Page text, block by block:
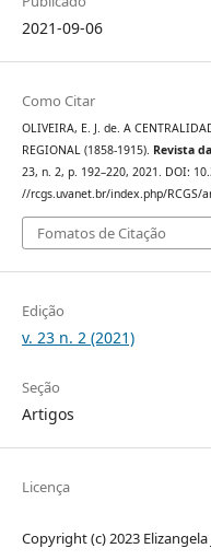
2021-09-06
Como Citar
OLIVEIRA, E. J. de. A
REGIONAL (1858-1915). Revista
23, n. 2, p. 192–220, 2021. DOI:
//rcgs.uvanet.br/index.php/RCGS/
Fomatos de Citação
Edição
v. 23 n. 2 (2021)
Seção
Artigos
Licença
Copyright (c) 2023